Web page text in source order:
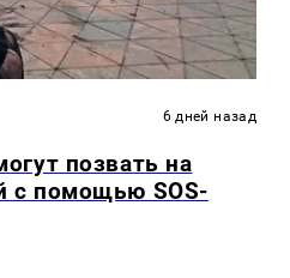
6 дней назад
позвать на
с помощью SOS-